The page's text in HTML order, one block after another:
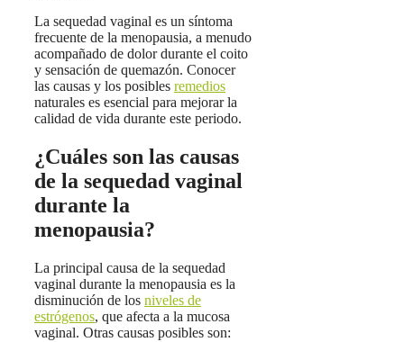
La sequedad vaginal es un síntoma
frecuente de la menopausia, a menudo
acompañado de dolor durante el coito
y sensación de quemazón. Conocer
las causas y los posibles remedios
naturales es esencial para mejorar la
calidad de vida durante este periodo.
¿Cuáles son las causas
de la sequedad vaginal
durante la
menopausia?
La principal causa de la sequedad
vaginal durante la menopausia es la
disminución de los niveles de
estrógenos, que afecta a la mucosa
vaginal. Otras causas posibles son: